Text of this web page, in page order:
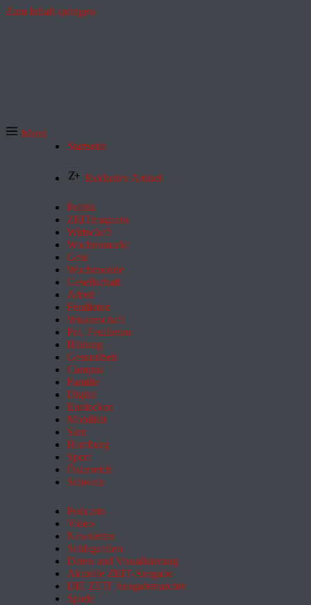
Zum Inhalt springen
Menü
Startseite
Exklusive Artikel
Politik
ZEITmagazin
Wirtschaft
Wochenmarkt
Geld
Wochenende
Gesellschaft
Arbeit
Feuilleton
Wissenschaft
Pol. Feuilleton
Bildung
Gesundheit
Campus
Familie
Digital
Entdecken
Mobilität
Sinn
Hamburg
Sport
Österreich
Schweiz
Podcasts
Video
Newsletter
Schlagzeilen
Daten und Visualisierung
Aktuelle ZEIT-Ausgabe
DIE ZEIT Ausgabenarchiv
Spiele